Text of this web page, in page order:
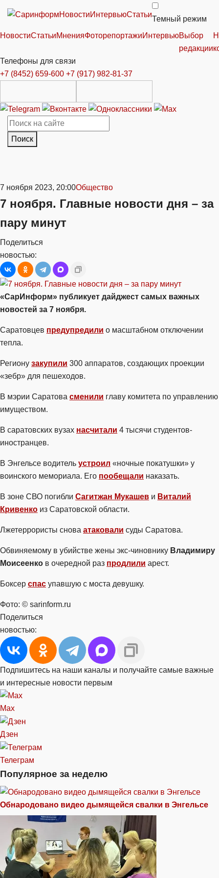
НовостиИнтервьюСтатьи
Темный режим
НовостиСтатьиМненияФоторепортажиИнтервьюВыбор
редакции
Телефоны для связи
+7 (8452) 659-600 +7 (917) 982-81-37
Поиск
7 ноября 2023, 20:00Общество
7 ноября. Главные новости дня – за
пару минут
Поделиться
новостью:
«СарИнформ» публикует дайджест самых важных
новостей за 7 ноября.
Саратовцев предупредили о масштабном отключении
тепла.
Региону закупили 300 аппаратов, создающих проекции
«зебр» для пешеходов.
В мэрии Саратова сменили главу комитета по управлению
имуществом.
В саратовских вузах насчитали 4 тысячи студентов-
иностранцев.
В Энгельсе водитель устроил «ночные покатушки» у
воинского мемориала. Его пообещали наказать.
В зоне СВО погибли Сагитжан Мукашев и Виталий
Кривенко из Саратовской области.
Лжетеррористы снова атаковали суды Саратова.
Обвиняемому в убийстве жены экс-чиновнику Владимиру
Моисеенко в очередной раз продлили арест.
Боксер спас упавшую с моста девушку.
Фото: © sarinform.ru
Поделиться
новостью:
Подпишитесь на наши каналы и получайте самые важные
и интересные новости первым
Max
Дзен
Телеграм
Популярное за неделю
Обнародовано видео дымящейся свалки в Энгельсе